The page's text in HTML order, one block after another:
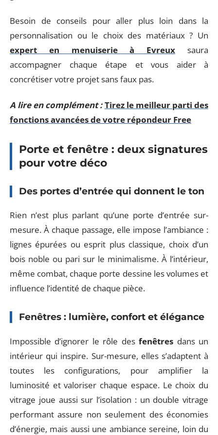
Besoin de conseils pour aller plus loin dans la
personnalisation ou le choix des matériaux ? Un
expert en menuiserie à Evreux saura
accompagner chaque étape et vous aider à
concrétiser votre projet sans faux pas.
A lire en complément :Tirez le meilleur parti des
fonctions avancées de votre répondeur Free
Porte et fenêtre : deux signatures
pour votre déco
Des portes d’entrée qui donnent le ton
Rien n’est plus parlant qu’une porte d’entrée sur-
mesure. À chaque passage, elle impose l’ambiance :
lignes épurées ou esprit plus classique, choix d’un
bois noble ou pari sur le minimalisme. À l’intérieur,
même combat, chaque porte dessine les volumes et
influence l’identité de chaque pièce.
Fenêtres : lumière, confort et élégance
Impossible d’ignorer le rôle desfenêtres dans un
intérieur qui inspire. Sur-mesure, elles s’adaptent à
toutes les configurations, pour amplifier la
luminosité et valoriser chaque espace. Le choix du
vitrage joue aussi sur l’isolation : un double vitrage
performant assure non seulement des économies
d’énergie, mais aussi une ambiance sereine, loin du